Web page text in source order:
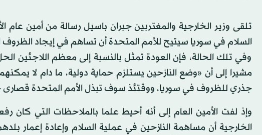
تلقى وزير الخارجية والمغتربين جبران باسيل رسالة من أمين عام
السلام في سوريا سيتيح للأمم المتحدة أن تساهم في إيجاد الظروف
وفي تلك الحالة، فإن العودة تمثل بالنسبة إلى معظم اللاجئين
مشيرا إلى أن «وضع النازحين يستلزم حماية دولية، ما دام لا
جذري للظروف في سوريا، ووقتئذ سوف تبذل الأمم المتحدة قصارى
الخارجية أن مساهمة النازحين في عملية السلام وإعادة إعمار